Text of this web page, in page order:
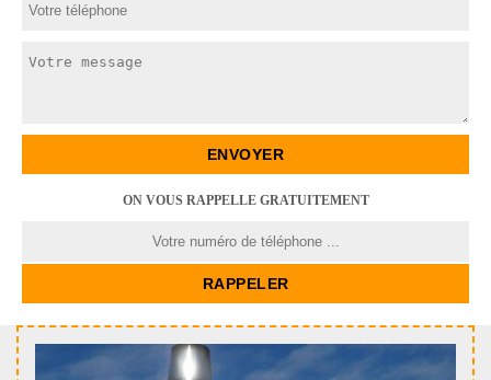
ON VOUS RAPPELLE GRATUITEMENT